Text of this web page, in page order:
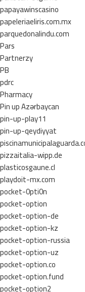
papayawinscasino
papeleriaeliris.com.mx
parquedonalindu.com
Pars
Partnerzy
PB
pdrc
Pharmacy
Pin up Azərbaycan
pin-up-play11
pin-up-qeydiyyat
pizzaitalia-wipp.de
plasticosgaune.cl
playdoit-mx.com
pocket-0pti0n
pocket-option
pocket-option-de
pocket-option-kz
pocket-option-russia
pocket-option-uz
pocket-option.co
pocket-option.fund
pocket-option2